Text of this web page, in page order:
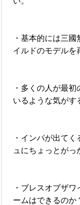
・基本的には三
イルドのモデルを
・多くの人が最
いるような気がす
・インパが出て
ュにちょっとがっ
・ブレスオブザ
ームはできるのか